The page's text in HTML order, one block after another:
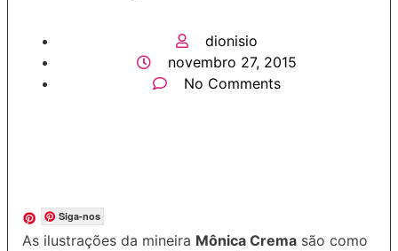
dionisio
novembro 27, 2015
No Comments
Siga-nos
As ilustrações da mineira Mônica Crema são como